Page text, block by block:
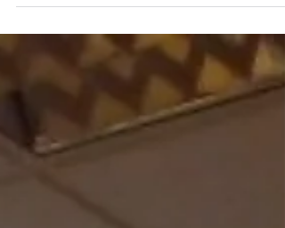
Tavole e sedie puntellano il prato su cui
evocativi: glicine, granaio,...